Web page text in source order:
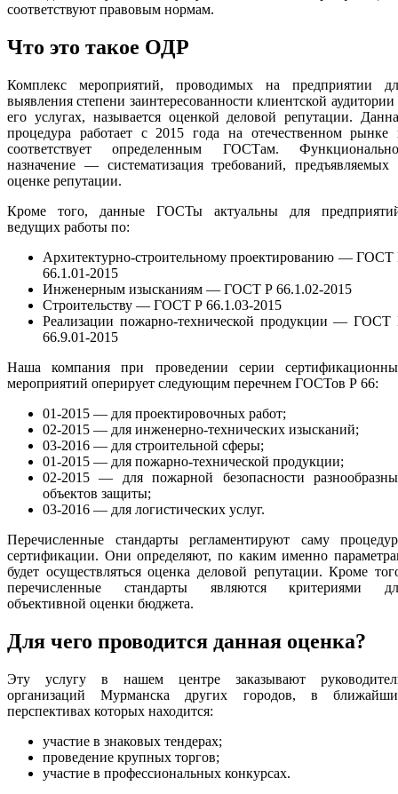
соответствуют правовым нормам.
Что это такое ОДР
Комплекс мероприятий, проводимых на предприятии
выявления степени заинтересованности клиентской аудитории
его услугах, называется оценкой деловой репутации.
процедура работает с 2015 года на отечественном рынке
соответствует определенным ГОСТам.
назначение — систематизация требований, предъявляемых
оценке репутации.
Кроме того, данные ГОСТы актуальны для
ведущих работы по:
Архитектурно-строительному проектированию — ГОСТ
66.1.01-2015
Инженерным изысканиям — ГОСТ Р 66.1.02-2015
Строительству — ГОСТ Р 66.1.03-2015
Реализации пожарно-технической продукции — ГОСТ
66.9.01-2015
Наша компания при проведении серии
мероприятий оперирует следующим перечнем ГОСТов Р 66:
01-2015 — для проектировочных работ;
02-2015 — для инженерно-технических изысканий;
03-2016 — для строительной сферы;
01-2015 — для пожарно-технической продукции;
02-2015 — для пожарной безопасности
объектов защиты;
03-2016 — для логистических услуг.
Перечисленные стандарты регламентируют саму
сертификации. Они определяют, по каким именно
будет осуществляться оценка деловой репутации. Кроме
перечисленные стандарты являются критериями
объективной оценки бюджета.
Для чего проводится данная оценка?
Эту услугу в нашем центре заказывают
организаций Мурманска других городов, в
перспективах которых находится:
участие в знаковых тендерах;
проведение крупных торгов;
участие в профессиональных конкурсах.